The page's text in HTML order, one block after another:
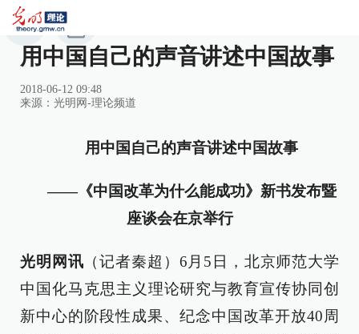
用中国自己的声音讲述中国故事
2018-06-12 09:48
来源： 光明网-理论频道
用中国自己的声音讲述中国故事
——《中国改革为什么能成功》新书发布暨
座谈会在京举行
光明网讯 （记者秦超）6月5日，北京师范大学
中国化马克思主义理论研究与教育宣传协同创
新中心的阶段性成果、纪念中国改革开放40周